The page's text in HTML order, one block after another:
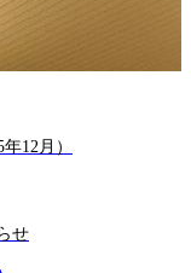
12月）
せ